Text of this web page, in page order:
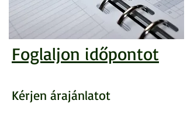
Foglaljon időpontot
Kérjen árajánlatot